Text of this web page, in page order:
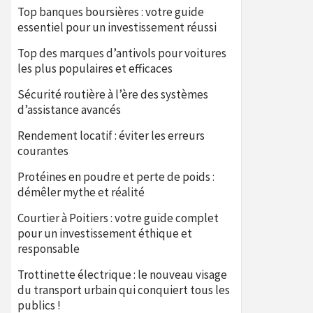
Top banques boursières : votre guide
essentiel pour un investissement réussi
Top des marques d’antivols pour voitures
les plus populaires et efficaces
Sécurité routière à l’ère des systèmes
d’assistance avancés
Rendement locatif : éviter les erreurs
courantes
Protéines en poudre et perte de poids :
démêler mythe et réalité
Courtier à Poitiers : votre guide complet
pour un investissement éthique et
responsable
Trottinette électrique : le nouveau visage
du transport urbain qui conquiert tous les
publics !